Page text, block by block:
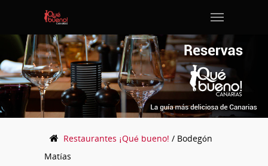
Restaurantes ¡Qué bueno! / Bodegón
Matías